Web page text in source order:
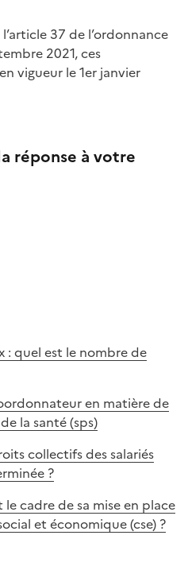
37 de l’ordonnance
2021, ces
vigueur le 1er janvier
réponse à votre
: quel est le nombre de
en matière de
la santé (sps)
collectifs des salariés
?
cadre de sa mise en place
et économique (cse) ?